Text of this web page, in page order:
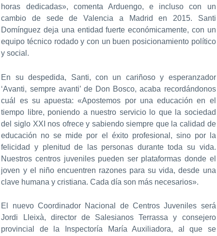
horas dedicadas», comenta Arduengo, e incluso con un
cambio de sede de Valencia a Madrid en 2015. Santi
Domínguez deja una entidad fuerte económicamente, con un
equipo técnico rodado y con un buen posicionamiento político
y social.
En su despedida, Santi, con un cariñoso y esperanzador
‘Avanti, sempre avanti’ de Don Bosco, acaba recordándonos
cuál es su apuesta: «Apostemos por una educación en el
tiempo libre, poniendo a nuestro servicio lo que la sociedad
del siglo XXI nos ofrece y sabiendo siempre que la calidad de
educación no se mide por el éxito profesional, sino por la
felicidad y plenitud de las personas durante toda su vida.
Nuestros centros juveniles pueden ser plataformas donde el
joven y el niño encuentren razones para su vida, desde una
clave humana y cristiana. Cada día son más necesarios».
El nuevo Coordinador Nacional de Centros Juveniles será
Jordi Lleixà, director de Salesianos Terrassa y consejero
provincial de la Inspectoría María Auxiliadora, al que se